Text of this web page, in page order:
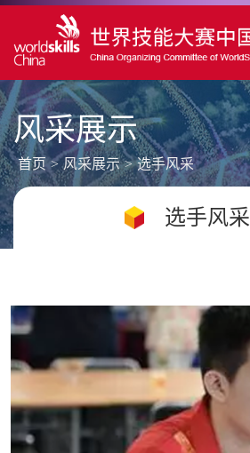
风采展示
首页 > 风采展示 > 选手风采
选手风采